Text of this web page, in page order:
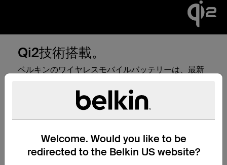
Welcome. Would you like to be
redirected to the Belkin US website?
Qi2技術搭載。
ベルキンのワイヤレスモバイルバッテリーは、最新
を搭載しています。 Qi2はiPhone 15などのQi2対応
デバイスでご利用いただけます。マグネットでしっ
かり固定し、これまでにない15Wの急速充電が実現
します。Qi2は電力使用が最適化され、デバイスのバ
Qi2テクノロジーの詳細については、次のブログ投稿
をご覧ください。Qi2とは何ですか？